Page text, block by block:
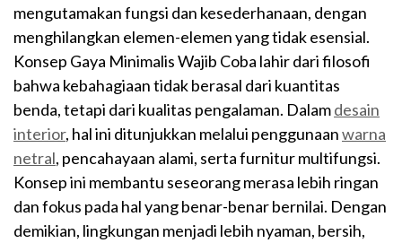
mengutamakan fungsi dan kesederhanaan, dengan
menghilangkan elemen-elemen yang tidak esensial.
Konsep Gaya Minimalis Wajib Coba lahir dari filosofi
bahwa kebahagiaan tidak berasal dari kuantitas
benda, tetapi dari kualitas pengalaman. Dalamdesain
interior, hal ini ditunjukkan melalui penggunaanwarna
netral, pencahayaan alami, serta furnitur multifungsi.
Konsep ini membantu seseorang merasa lebih ringan
dan fokus pada hal yang benar-benar bernilai. Dengan
demikian, lingkungan menjadi lebih nyaman, bersih,